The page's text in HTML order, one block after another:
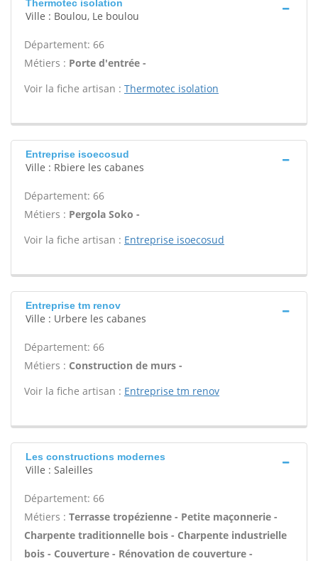
Thermotec isolation
Ville : Boulou, Le boulou
Département: 66
Métiers : Porte d'entrée -
Voir la fiche artisan : Thermotec isolation
Entreprise isoecosud
Ville : Rbiere les cabanes
Département: 66
Métiers : Pergola Soko -
Voir la fiche artisan : Entreprise isoecosud
Entreprise tm renov
Ville : Urbere les cabanes
Département: 66
Métiers : Construction de murs -
Voir la fiche artisan : Entreprise tm renov
Les constructions modernes
Ville : Saleilles
Département: 66
Métiers : Terrasse tropézienne - Petite maçonnerie -
Charpente traditionnelle bois - Charpente industrielle
bois - Couverture - Rénovation de couverture -